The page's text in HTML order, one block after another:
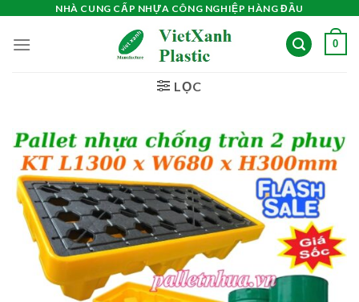
content
NHÀ CUNG CẤP NHỰA CÔNG NGHIỆP HÀNG ĐẦU
0
LỌC